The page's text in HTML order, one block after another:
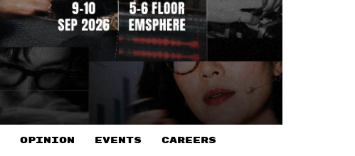
OPINION EVENTS CAREERS